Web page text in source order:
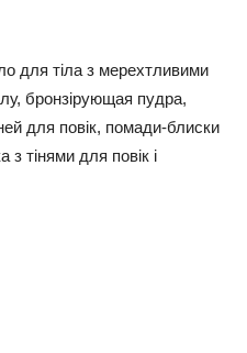
для тіла з мерехтливими
бронзірующая пудра,
для повік, помади-блиски
з тінями для повік і